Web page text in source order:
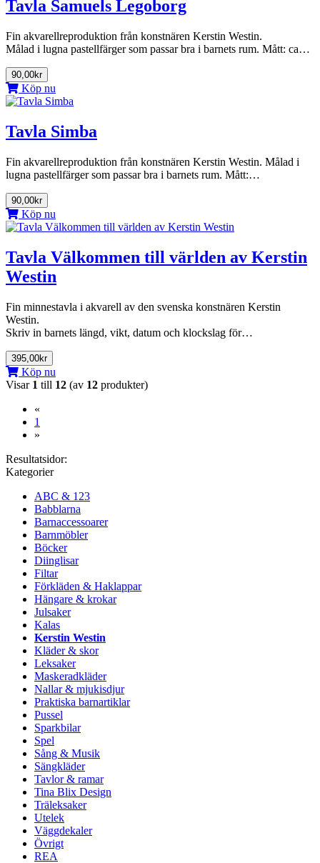
Tavla Samuels Legoborg
Fin akvarellreproduktion från konstnären Kerstin Westin.
Målad i lugna pastellfärger som passar bra i barnets rum. Mått: ca…
90,00kr
Köp nu
Tavla Simba
Fin akvarellreproduktion från konstnären Kerstin Westin. Målad i
lugna pastellfärger som passar bra i barnets rum. Mått:…
90,00kr
Köp nu
Tavla Välkommen till världen av Kerstin
Westin
Fin minnestavla i akvarell av den svenska konstnären Kerstin
Westin.
Skriv in barnets längd, vikt, datum och klockslag för…
395,00kr
Köp nu
Visar 1 till 12 (av 12 produkter)
«
1
»
Resultatsidor:
Kategorier
ABC & 123
Babblarna
Barnaccessoarer
Barnmöbler
Böcker
Diinglisar
Filtar
Förkläden & Haklappar
Hängare & krokar
Julsaker
Kalas
Kerstin Westin
Kläder & skor
Leksaker
Maskeradkläder
Nallar & mjukisdjur
Praktiska barnartiklar
Pussel
Sparkbilar
Spel
Sång & Musik
Sängkläder
Tavlor & ramar
Tina Blix Design
Träleksaker
Utelek
Väggdekaler
Övrigt
REA